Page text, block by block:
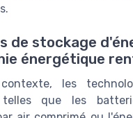
de stockage
énergétique
les
telles que les